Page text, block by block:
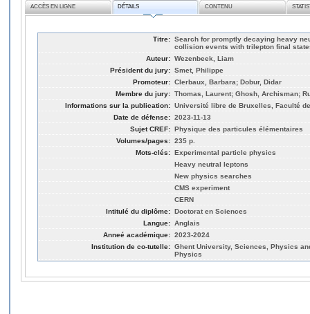
ACCÈS EN LIGNE DÉTAILS CONTENU
Titre: Search for promptly decaying heavy
collision events with trilepton final
Auteur: Wezenbeek, Liam
Président du jury: Smet, Philippe
Promoteur: Clerbaux, Barbara; Dobur, Didar
Membre du jury: Thomas, Laurent; Ghosh, Archisman;
Informations sur la publication: Université libre de Bruxelles, Faculté
Date de défense: 2023-11-13
Sujet CREF: Physique des particules élémentaires
Volumes/pages: 235 p.
Mots-clés: Experimental particle physics
Heavy neutral leptons
New physics searches
CMS experiment
CERN
Intitulé du diplôme: Doctorat en Sciences
Langue: Anglais
Anneé académique: 2023-2024
Institution de co-tutelle: Ghent University, Sciences, Physics
Physics